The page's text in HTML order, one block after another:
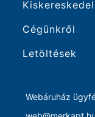
Cégünkről
Letöltések
Webáruház